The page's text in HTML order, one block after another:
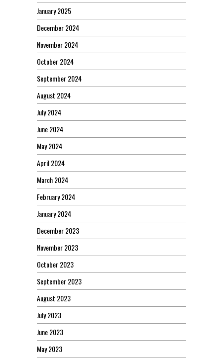
January 2025
December 2024
November 2024
October 2024
September 2024
August 2024
July 2024
June 2024
May 2024
April 2024
March 2024
February 2024
January 2024
December 2023
November 2023
October 2023
September 2023
August 2023
July 2023
June 2023
May 2023